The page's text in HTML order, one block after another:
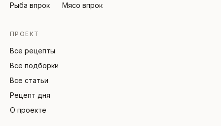
Рыба впрок Мясо впрок
ПРОЕКТ
Все рецепты
Все подборки
Все статьи
Рецепт дня
О проекте